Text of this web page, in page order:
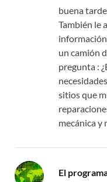
buena
También le
un camión
pregunta :
sitios que
mecánica y
El